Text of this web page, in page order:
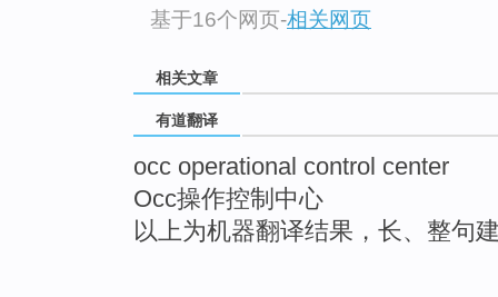
基于16个网页-相关网页
相关文章
有道翻译
occ operational control center
Occ操作控制中心
以上为机器翻译结果，长、整句